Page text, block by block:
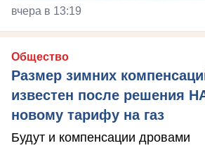
вчера в 13:19
Общество
Размер зимних
известен после решения
новому тарифу на газ
Будут и компенсации дровами